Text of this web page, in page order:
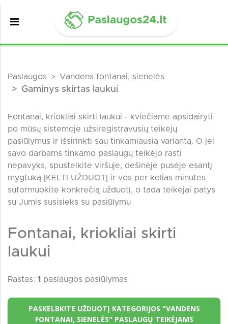
Paslaugos Vandens fontanai, sienelės
Gaminys skirtas laukui
Fontanai, kriokliai skirti laukui - kviečiame apsidairyti
po mūsų sistemoje užsiregistravusių teikėjų
pasiūlymus ir išsirinkti sau tinkamiausią variantą. O jei
savo darbams tinkamo paslaugų teikėjo rasti
nepavyks, spustelkite viršuje, dešinėje pusėje esantį
mygtuką ĮKELTI UŽDUOTĮ ir vos per kelias minutes
suformuokite konkrečią užduotį, o tada teikėjai patys
su Jumis susisieks su pasiūlymu
Fontanai, kriokliai skirti
laukui
Rastas: 1 paslaugos pasiūlymas
PASKELBKITE UŽDUOTĮ KATEGORIJOS "VANDENS
FONTANAI, SIENELĖS" PASLAUGŲ TEIKĖJAMS